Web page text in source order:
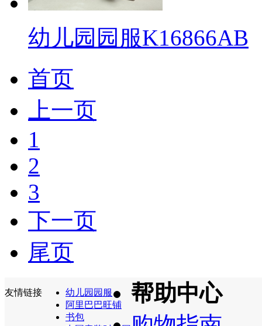
幼儿园园服K16866AB
首页
上一页
1
2
3
下一页
尾页
友情链接
幼儿园园服
阿里巴巴旺铺
书包
帮助中心